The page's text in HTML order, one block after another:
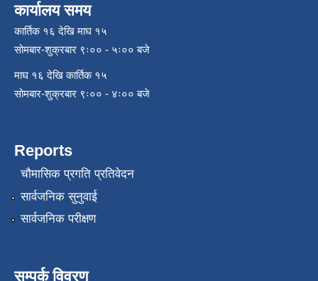
कार्यालय समय
कार्तिक १६ देखि माघ १५
सोमबार-शुक्रबार ९ः०० - ५ः०० बजे
माघ १६ देखि कार्तिक १५
सोमबार-शुक्रबार ९ः०० - ४ः०० बजे
Reports
चौमासिक प्रगति प्रतिवेदन
सार्वजनिक सुनुवाई
सार्वजनिक परीक्षण
सम्पर्क विवरण